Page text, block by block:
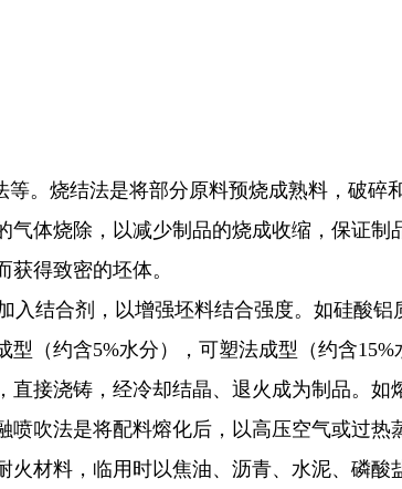
。烧结法是将部分原料预烧成熟料，破
体烧除，以减少制品的烧成收缩，保证
获得致密的坯体。
结合剂，以增强坯料结合强度。如硅酸铝
（约含5%水分），可塑法成型（约含
接浇铸，经冷却结晶、退火成为制品。
吹法是将配料熔化后，以高压空气或过
材料，临用时以焦油、沥青、水泥、磷